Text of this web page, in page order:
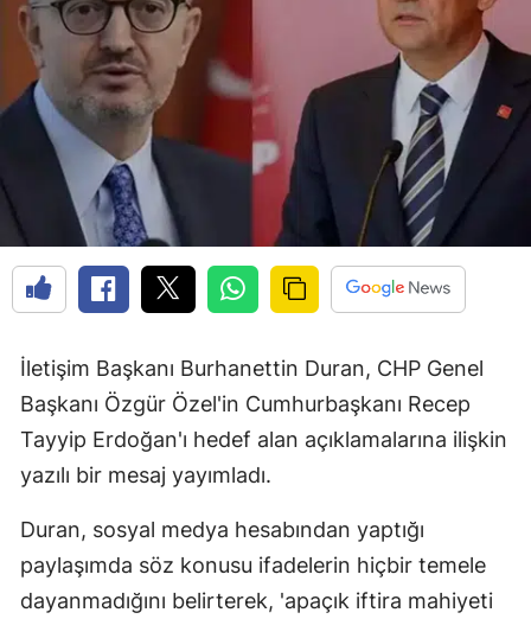
İletişim Başkanı Burhanettin Duran, CHP Genel
Başkanı Özgür Özel'in Cumhurbaşkanı Recep
Tayyip Erdoğan'ı hedef alan açıklamalarına ilişkin
yazılı bir mesaj yayımladı.
Duran, sosyal medya hesabından yaptığı
paylaşımda söz konusu ifadelerin hiçbir temele
dayanmadığını belirterek, 'apaçık iftira mahiyeti